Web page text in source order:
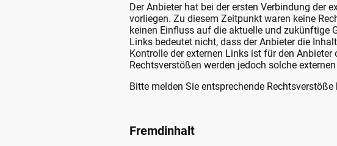
Der Anbieter hat bei der ersten Verbindung der
vorliegen. Zu diesem Zeitpunkt waren keine
keinen Einfluss auf die aktuelle und zukünftige
Links bedeutet nicht, dass der Anbieter die
Kontrolle der externen Links ist für den
Rechtsverstößen werden jedoch solche
Bitte melden Sie entsprechende
Fremdinhalt